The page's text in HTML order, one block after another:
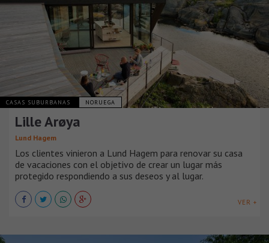
CASAS SUBURBANAS NORUEGA
Lille Arøya
Lund Hagem
Los clientes vinieron a Lund Hagem para renovar su casa
de vacaciones con el objetivo de crear un lugar más
protegido respondiendo a sus deseos y al lugar.
VER +